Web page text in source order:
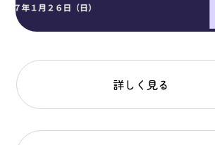
詳しく見る